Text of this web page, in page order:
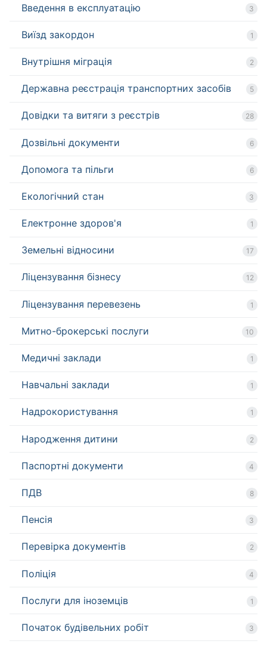
Введення в експлуатацію 3
Виїзд закордон 1
Внутрішня міграція 2
Державна реєстрація транспортних засобів 5
Довідки та витяги з реєстрів 28
Дозвільні документи 6
Допомога та пільги 6
Екологічний стан 3
Електронне здоров'я 1
Земельні відносини 17
Ліцензування бізнесу 12
Ліцензування перевезень 1
Митно-брокерські послуги 10
Медичні заклади 1
Навчальні заклади 1
Надрокористування 1
Народження дитини 2
Паспортні документи 4
ПДВ 8
Пенсія 3
Перевірка документів 2
Поліція 4
Послуги для іноземців 1
Початок будівельних робіт 3